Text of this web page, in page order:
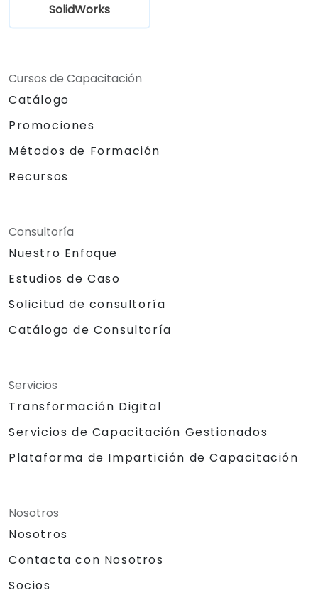
SolidWorks
Cursos de Capacitación
Catálogo
Promociones
Métodos de Formación
Recursos
Consultoría
Nuestro Enfoque
Estudios de Caso
Solicitud de consultoría
Catálogo de Consultoría
Servicios
Transformación Digital
Servicios de Capacitación Gestionados
Plataforma de Impartición de Capacitación
Nosotros
Nosotros
Contacta con Nosotros
Socios